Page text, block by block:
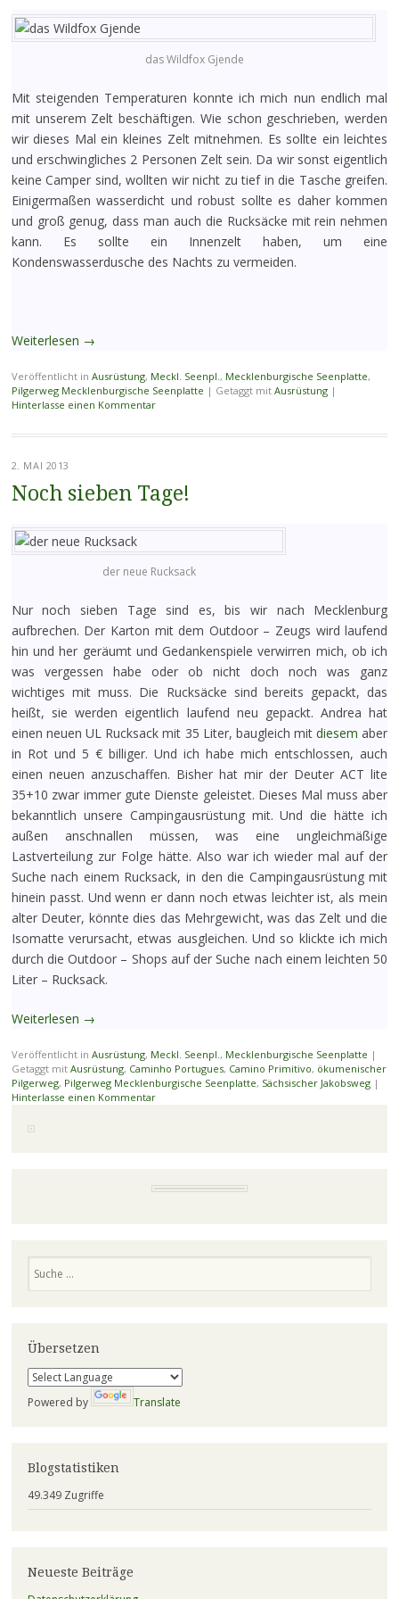
das Wildfox Gjende
Mit steigenden Temperaturen konnte ich mich nun endlich mal
mit unserem Zelt beschäftigen. Wie schon geschrieben, werden
wir dieses Mal ein kleines Zelt mitnehmen. Es sollte ein leichtes
und erschwingliches 2 Personen Zelt sein. Da wir sonst eigentlich
keine Camper sind, wollten wir nicht zu tief in die Tasche greifen.
Einigermaßen wasserdicht und robust sollte es daher kommen
und groß genug, dass man auch die Rucksäcke mit rein nehmen
kann. Es sollte ein Innenzelt haben, um eine
Kondenswasserdusche des Nachts zu vermeiden.
Weiterlesen →
Veröffentlicht in Ausrüstung, Meckl. Seenpl. , Mecklenburgische Seenplatte,
Pilgerweg Mecklenburgische Seenplatte | Getaggt mit Ausrüstung |
Hinterlasse einen Kommentar
2. MAI 2013
Noch sieben Tage!
der neue Rucksack
Nur noch sieben Tage sind es, bis wir nach Mecklenburg
aufbrechen. Der Karton mit dem Outdoor – Zeugs wird laufend
hin und her geräumt und Gedankenspiele verwirren mich, ob ich
was vergessen habe oder ob nicht doch noch was ganz
wichtiges mit muss. Die Rucksäcke sind bereits gepackt, das
heißt, sie werden eigentlich laufend neu gepackt. Andrea hat
einen neuen UL Rucksack mit 35 Liter, baugleich mitdiesem aber
in Rot und 5 € billiger. Und ich habe mich entschlossen, auch
einen neuen anzuschaffen. Bisher hat mir der Deuter ACT lite
35+10 zwar immer gute Dienste geleistet. Dieses Mal muss aber
bekanntlich unsere Campingausrüstung mit. Und die hätte ich
außen anschnallen müssen, was eine ungleichmäßige
Lastverteilung zur Folge hätte. Also war ich wieder mal auf der
Suche nach einem Rucksack, in den die Campingausrüstung mit
hinein passt. Und wenn er dann noch etwas leichter ist, als mein
alter Deuter, könnte dies das Mehrgewicht, was das Zelt und die
Isomatte verursacht, etwas ausgleichen. Und so klickte ich mich
durch die Outdoor – Shops auf der Suche nach einem leichten 50
Liter – Rucksack.
Weiterlesen →
Veröffentlicht in Ausrüstung, Meckl. Seenpl., Mecklenburgische Seenplatte |
Getaggt mit Ausrüstung, Caminho Portugues, Camino Primitivo, ökumenischer
Pilgerweg, Pilgerweg Mecklenburgische Seenplatte, Sächsischer Jakobsweg |
Hinterlasse einen Kommentar
Übersetzen
Powered by Translate
Blogstatistiken
49.349 Zugriffe
Neueste Beiträge